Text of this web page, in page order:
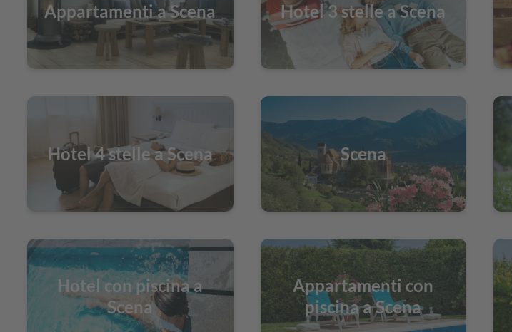
Appartamenti a Scena Hotel 3 stelle a Scena
Hotel 4 stelle a Scena Scena
Hotel con piscina a
Scena
Appartamenti con
piscina a Scena